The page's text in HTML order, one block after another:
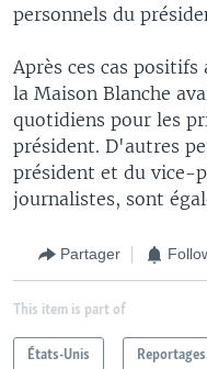
personnels du
Après ces cas
la Maison Blanche
quotidiens pour les
président. D'autres
président et du vice-
journalistes, sont
Partager
This item is part of
États-Unis